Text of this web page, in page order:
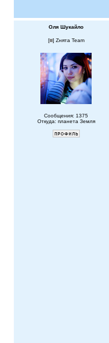
Оля Шукайло
[ ] Zнята Team
Сообщения: 1375
Откуда: планета Земля